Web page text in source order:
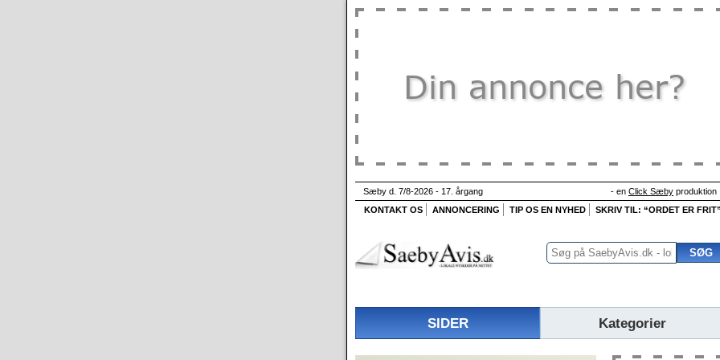
Sæby d. 7/8-2026 - 17. årgang - en Click Sæby produktion
KONTAKT OS
ANNONCERING TIP OS EN NYHED SKRIV TIL: “ORDET ER
SIDER Kategorier